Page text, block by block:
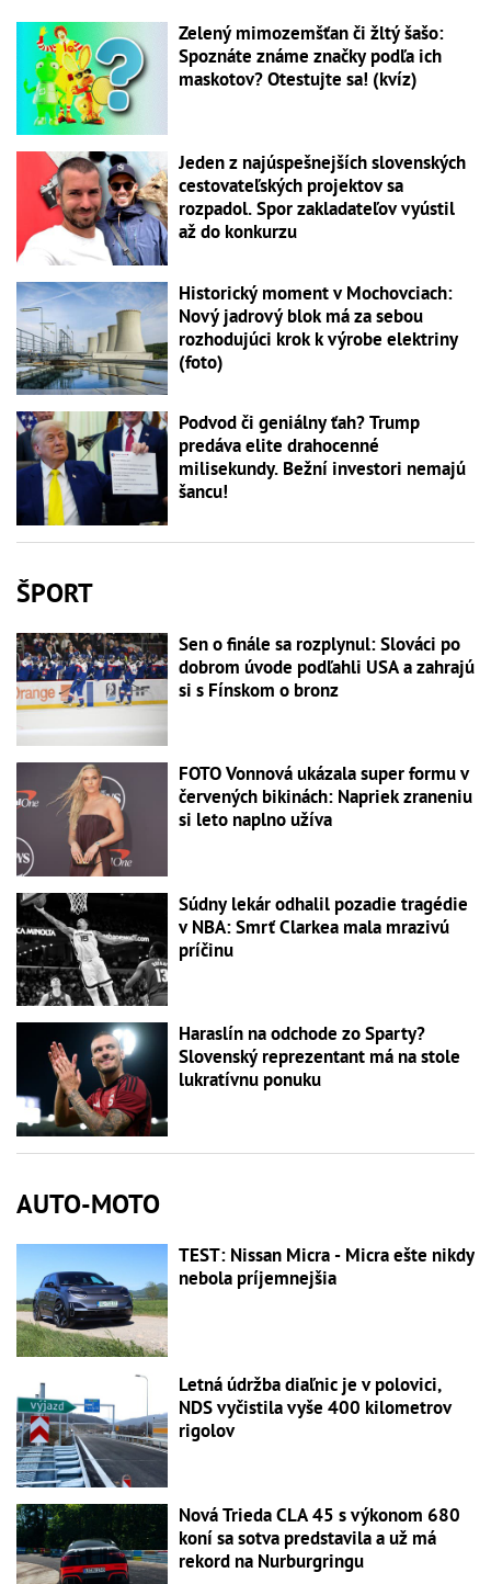
Zelený mimozemšťan či žltý šašo:
Spoznáte známe značky podľa ich
maskotov? Otestujte sa! (kvíz)
Jeden z najúspešnejších slovenských
cestovateľských projektov sa
rozpadol. Spor zakladateľov vyústil
až do konkurzu
Historický moment v Mochovciach:
Nový jadrový blok má za sebou
rozhodujúci krok k výrobe elektriny
(foto)
Podvod či geniálny ťah? Trump
predáva elite drahocenné
milisekundy. Bežní investori nemajú
šancu!
ŠPORT
Sen o finále sa rozplynul: Slováci po
dobrom úvode podľahli USA a zahrajú
si s Fínskom o bronz
FOTO Vonnová ukázala super formu v
červených bikinách: Napriek zraneniu
si leto naplno užíva
Súdny lekár odhalil pozadie tragédie
v NBA: Smrť Clarkea mala mrazivú
príčinu
Haraslín na odchode zo Sparty?
Slovenský reprezentant má na stole
lukratívnu ponuku
AUTO-MOTO
TEST: Nissan Micra - Micra ešte nikdy
nebola príjemnejšia
Letná údržba diaľnic je v polovici,
NDS vyčistila vyše 400 kilometrov
rigolov
Nová Trieda CLA 45 s výkonom 680
koní sa sotva predstavila a už má
rekord na Nurburgringu